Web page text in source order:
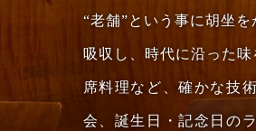
“老舗”という事に胡坐
吸収し、時代に沿った
席料理など、確かな技
会、誕生日・記念日の